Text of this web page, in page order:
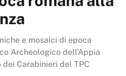
e mosaici di epoca
Archeologico dell’Appia
Carabinieri del TPC